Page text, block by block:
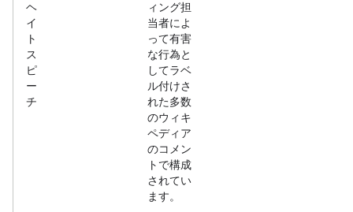
ヘ
イ
ト
ス
ピ
ー
チ
ィング担
当者によ
って有害
な行為と
してラベ
ル付けさ
れた多数
のウィキ
ペディア
のコメン
トで構成
されてい
ます。